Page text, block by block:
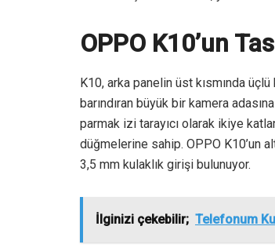
OPPO K10’un
K10, arka panelin üst kısmında
barındıran büyük bir kamera
parmak izi tarayıcı olarak ikiye
düğmelerine sahip. OPPO K10’un
3,5 mm kulaklık girişi bulunuyor.
İlginizi çekebilir; Telefonum